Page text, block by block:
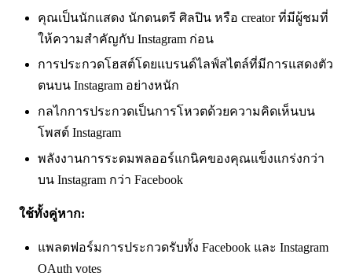
คุณเป็นนักแสดง นักดนตรี ศิลปิน หรือ creator ที่มีผู้ชมที่
ให้ความสำคัญกับ Instagram ก่อน
การประกวดโฮสต์โดยแบรนด์ไลฟ์สไตล์ที่มีการแสดงตัว
ตนบน Instagram อย่างหนัก
กลไกการประกวดเป็นการโหวตด้วยความคิดเห็นบน
โพสต์ Instagram
พลังงานการระดมพลออร์แกนิคของคุณแข็งแกร่งกว่า
บน Instagram กว่า Facebook
ใช้ทั้งคู่หาก:
แพลตฟอร์มการประกวดรับทั้ง Facebook และ Instagram
OAuth votes